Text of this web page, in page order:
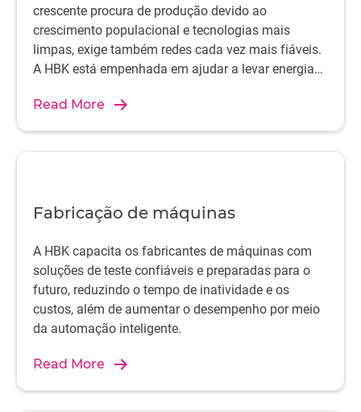
crescente procura de produção devido ao
crescimento populacional e tecnologias mais
limpas, exige também redes cada vez mais fiáveis.
A HBK está empenhada em ajudar a levar energia
Read More
Fabricação de máquinas
A HBK capacita os fabricantes de máquinas com
soluções de teste confiáveis e preparadas para o
futuro, reduzindo o tempo de inatividade e os
custos, além de aumentar o desempenho por meio
da automação inteligente.
Read More